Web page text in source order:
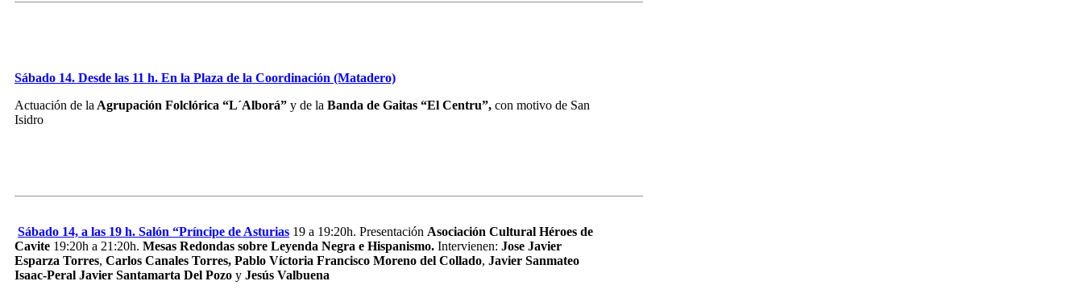
Sábado 14. Desde las 11 h. En la Plaza de la Coordinación (Matadero)
Actuación de la Agrupación Folclórica “L´Alborá” y de la Banda de Gaitas “El Centru”, con motivo de San
Isidro
Sábado 14, a las 19 h. Salón “Príncipe de Asturias 19 a 19:20h. Presentación Asociación Cultural Héroes de
Cavite 19:20h a 21:20h. Mesas Redondas sobre Leyenda Negra e Hispanismo. Intervienen: Jose Javier
Esparza Torres, Carlos Canales Torres, Pablo Víctoria Francisco Moreno del Collado, Javier Sanmateo
Isaac-Peral Javier Santamarta Del Pozo y Jesús Valbuena